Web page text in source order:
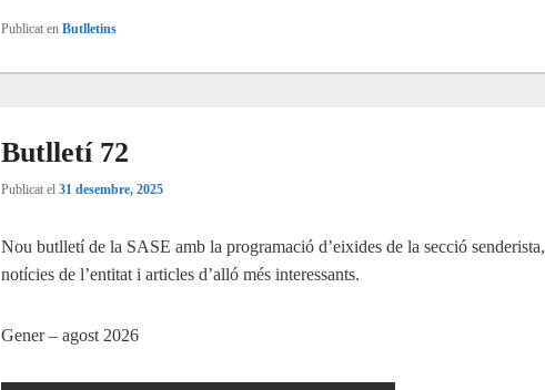
Publicat en Butlletins
Butlletí 72
Publicat el 31 desembre, 2025
Nou butlletí de la SASE amb la programació d’eixides de la secció senderista,
notícies de l’entitat i articles d’alló més interessants.
Gener – agost 2026